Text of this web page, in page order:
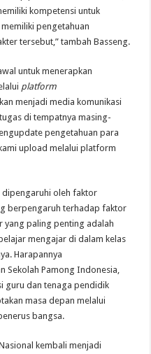
kompetensi untuk
pengetahuan
tersebut,” tambah Basseng.
untuk menerapkan
platform
menjadi media komunikasi
di tempatnya masing-
pengetahuan para
upload melalui platform
dipengaruhi oleh faktor
berpengaruh terhadap faktor
yang paling penting adalah
mengajar di dalam kelas
Harapannya
Sekolah Pamong Indonesia,
guru dan tenaga pendidik
masa depan melalui
bangsa.
kembali menjadi